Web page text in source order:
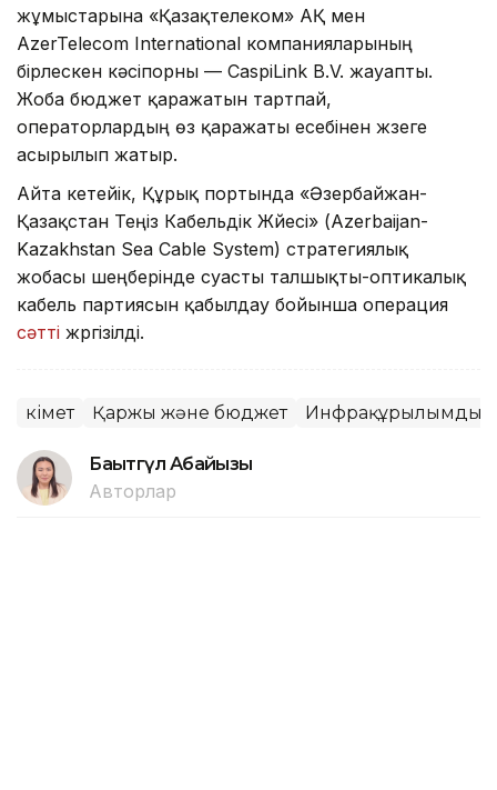
жұмыстарына «Қазақтелеком» АҚ мен
AzerTelecom International компанияларының
бірлескен кәсіпорны — CaspiLink B.V. жауапты.
Жоба бюджет қаражатын тартпай,
операторлардың өз қаражаты есебінен жүзеге
асырылып жатыр.
Айта кетейік, Құрық портында «Әзербайжан-
Қазақстан Теңіз Кабельдік Жүйесі» (Azerbaijan-
Kazakhstan Sea Cable System) стратегиялық
жобасы шеңберінде суасты талшықты-оптикалық
кабель партиясын қабылдау бойынша операция
сәтті жүргізілді.
Үкімет Қаржы және бюджет Инфрақұрылымдық
Бақытгүл Абайқызы
Авторлар